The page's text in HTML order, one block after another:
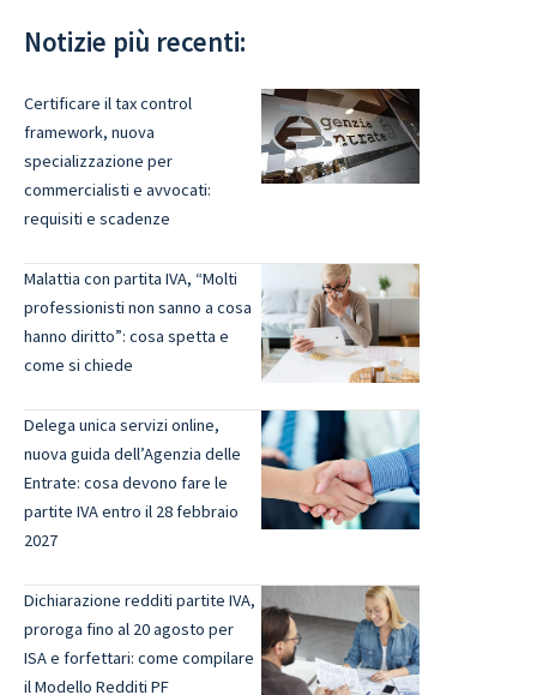
Notizie più recenti:
Certificare il tax control
framework, nuova
specializzazione per
commercialisti e avvocati:
requisiti e scadenze
Malattia con partita IVA, “Molti
professionisti non sanno a cosa
hanno diritto”: cosa spetta e
come si chiede
Delega unica servizi online,
nuova guida dell’Agenzia delle
Entrate: cosa devono fare le
partite IVA entro il 28 febbraio
2027
Dichiarazione redditi partite IVA,
proroga fino al 20 agosto per
ISA e forfettari: come compilare
il Modello Redditi PF